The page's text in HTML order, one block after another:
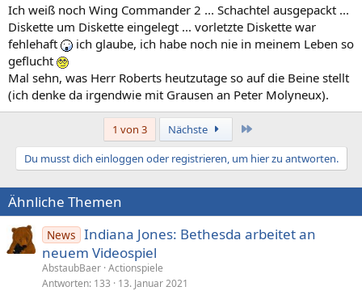
Ich weiß noch Wing Commander 2 ... Schachtel ausgepackt ...
Diskette um Diskette eingelegt ... vorletzte Diskette war
fehlehaft
ich glaube, ich habe noch nie in meinem Leben so
geflucht
Mal sehn, was Herr Roberts heutzutage so auf die Beine stellt
(ich denke da irgendwie mit Grausen an Peter Molyneux).
1 von 3 Nächste
Du musst dich einloggen oder registrieren, um hier zu antworten.
Ähnliche Themen
News Indiana Jones: Bethesda arbeitet an
neuem Videospiel
AbstaubBaer Actionspiele
Antworten 133 13. Januar 2021